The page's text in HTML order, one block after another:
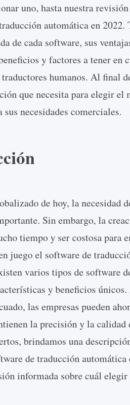
uno, hasta nuestra
automática en
de cada software, sus
y factores a tener en
humanos. Al final
que necesita para elegir el
necesidades comerciales.
de hoy, la necesidad
Sin embargo, la
tiempo y ser costosa para
juego el software de
varios tipos de software
y beneficios
las empresas pueden
la precisión y la
brindamos una
de traducción
informada sobre cuál elegir